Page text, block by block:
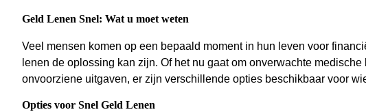
Geld Lenen Snel: Wat u moet weten
Veel mensen komen op een bepaald moment in hun leven voor
lenen de oplossing kan zijn. Of het nu gaat om onverwachte
onvoorziene uitgaven, er zijn verschillende opties beschikbaar voor
Opties voor Snel Geld Lenen